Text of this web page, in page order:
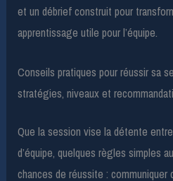
et un débrief construit pour
apprentissage utile pour l’équipe.
Conseils pratiques pour réussir sa
stratégies, niveaux et
Que la session vise la détente
d’équipe, quelques règles simples
chances de réussite : communiquer